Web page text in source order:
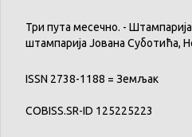
Три пута месечно. -
штампарија Јована Суботића,
ISSN 2738-1188 = Земљак
COBISS.SR-ID 125225223